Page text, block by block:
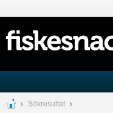
Sökresultat